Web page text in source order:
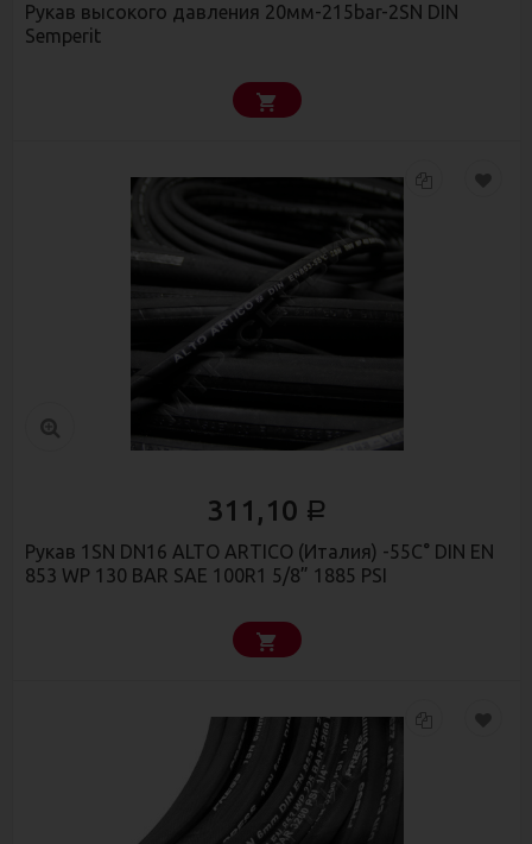
Рукав высокого давления 20мм-215bar-2SN DIN
Semperit
311,10 Р
Рукав 1SN DN16 ALTO ARTICO (Италия) -55C° DIN EN
853 WP 130 BAR SAE 100R1 5/8” 1885 PSI